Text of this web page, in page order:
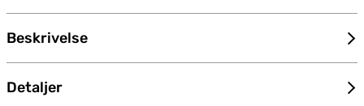
Beskrivelse
Detaljer